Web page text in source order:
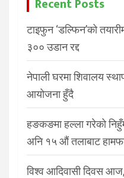
टाइफुन ‘डल्फिन’को
३०० उडान रद्द
नेपाली घरमा शिवालय
आयोजना हुँदै
हङकङमा हल्ला गरेको
अनि १५ औं तलाबाट
विश्व आदिवासी दिवस